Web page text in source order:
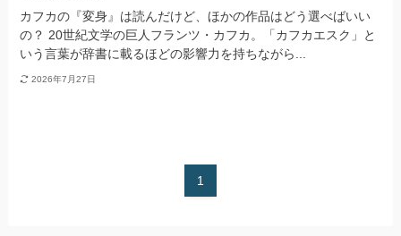
カフカの『変身』は読んだけど、ほかの作品はどう選べばいい
の？ 20世紀文学の巨人フランツ・カフカ。「カフカエスク」と
いう言葉が辞書に載るほどの影響力を持ちながら...
2026年7月27日
1